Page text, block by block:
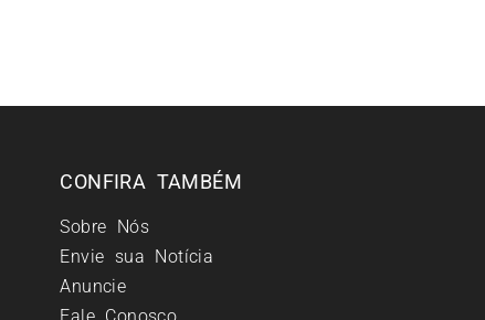
CONFIRA TAMBÉM
Sobre Nós
Envie sua Notícia
Anuncie
Fale Conosco